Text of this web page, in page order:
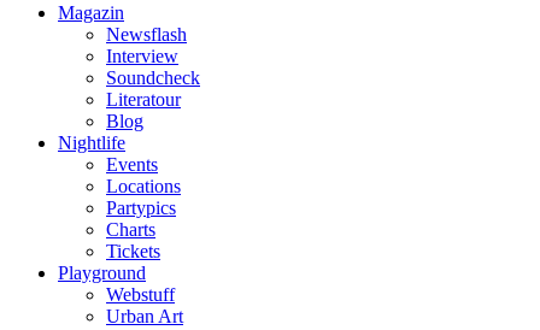
Magazin
Newsflash
Interview
Soundcheck
Literatour
Blog
Nightlife
Events
Locations
Partypics
Charts
Tickets
Playground
Webstuff
Urban Art